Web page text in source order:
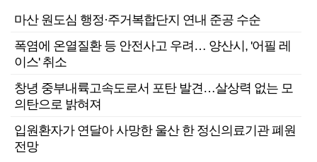
마산 원도심 행정·주거복합단지 연내 준공 수순
폭염에 온열질환 등 안전사고 우려… 양산시, '어필 레
이스' 취소
창녕 중부내륙고속도로서 포탄 발견…살상력 없는 모
의탄으로 밝혀져
입원환자가 연달아 사망한 울산 한 정신의료기관 폐원
전망